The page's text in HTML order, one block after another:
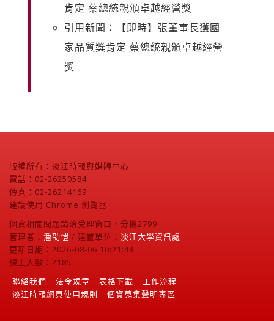
肯定 蔡總統親頒卓越經營獎
引用新聞：【即時】張董事長獲國
家品質獎肯定 蔡總統親頒卓越經營
獎
版權所有：淡江時報與媒體中心
電話：02-26250584
傳真：02-26214169
建議使用 Chrome 瀏覽器
個資相關問題請洽受理窗口，分機2799
管理者： 潘劭愷 / 建置單位： 淡江大學資訊處
更新日期：2026-08-06 10:21:43
線上人數：2185
聯絡我們
法令規章 表格下載
工作流程
淡江時報網頁使用規則
個資蒐集聲明專區